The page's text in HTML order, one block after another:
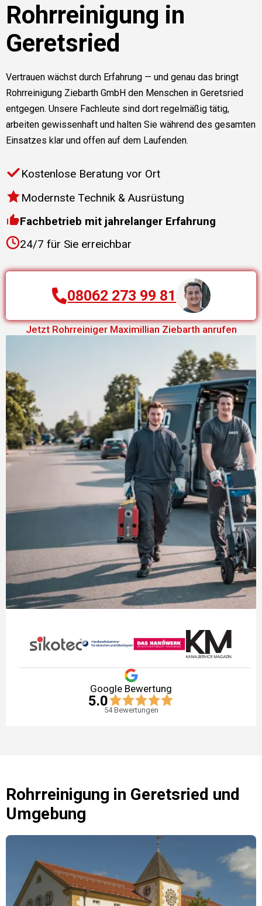
Rohrreinigung in
Geretsried
Vertrauen wächst durch Erfahrung — und genau das bringt
Rohrreinigung Ziebarth GmbH den Menschen in Geretsried
entgegen. Unsere Fachleute sind dort regelmäßig tätig,
arbeiten gewissenhaft und halten Sie während des gesamten
Einsatzes klar und offen auf dem Laufenden.
Kostenlose Beratung vor Ort
Modernste Technik & Ausrüstung
Fachbetrieb mit jahrelanger Erfahrung
24/7 für Sie erreichbar
08062 273 99 81
Jetzt Rohrreiniger Maximillian Ziebarth anrufen
Google Bewertung
5.0
54Bewertungen
Rohrreinigung in Geretsried und
Umgebung